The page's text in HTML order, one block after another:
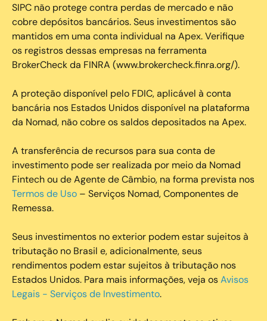
SIPC não protege contra perdas de mercado e não
cobre depósitos bancários. Seus investimentos são
mantidos em uma conta individual na Apex. Verifique
os registros dessas empresas na ferramenta
BrokerCheck da FINRA (www.brokercheck.finra.org/).
A proteção disponível pelo FDIC, aplicável à conta
bancária nos Estados Unidos disponível na plataforma
da Nomad, não cobre os saldos depositados na Apex.
A transferência de recursos para sua conta de
investimento pode ser realizada por meio da Nomad
Fintech ou de Agente de Câmbio, na forma prevista nos
Termos de Uso – Serviços Nomad, Componentes de
Remessa.
Seus investimentos no exterior podem estar sujeitos à
tributação no Brasil e, adicionalmente, seus
rendimentos podem estar sujeitos à tributação nos
Estados Unidos. Para mais informações, veja osAvisos
Legais - Serviços de Investimento.